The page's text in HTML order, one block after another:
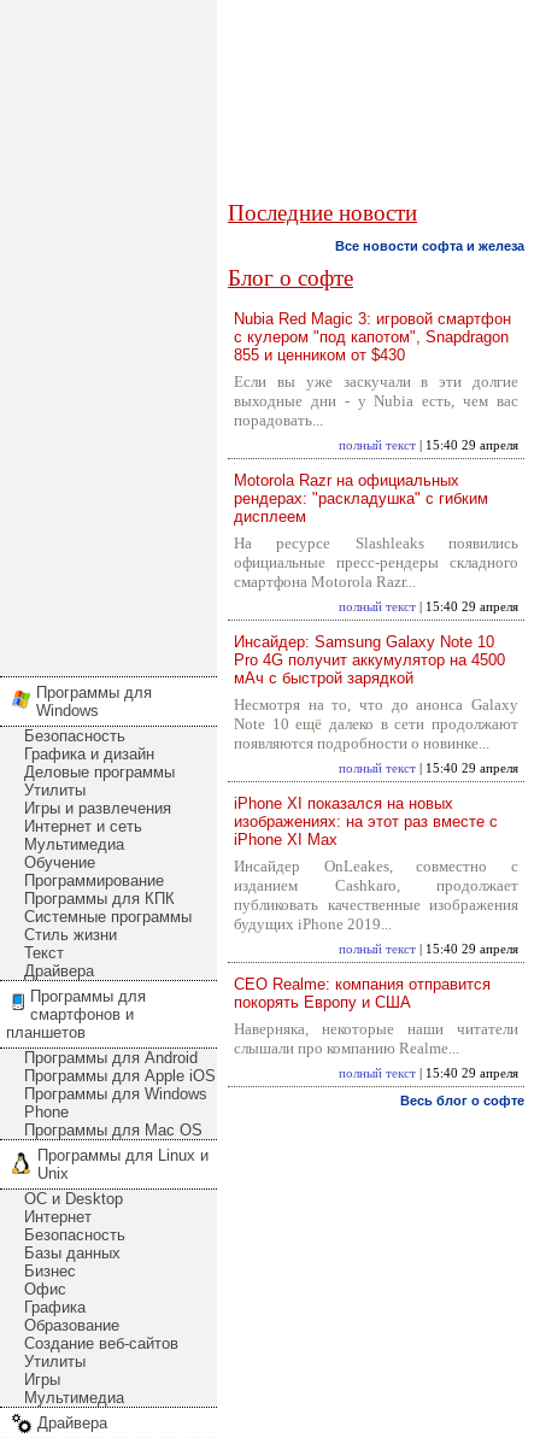
Программы для
Windows
Безопасность
Графика и дизайн
Деловые программы
Утилиты
Игры и развлечения
Интернет и сеть
Мультимедиа
Обучение
Программирование
Программы для КПК
Системные программы
Стиль жизни
Текст
Драйвера
Программы для
смартфонов и
планшетов
Программы для Android
Программы для Apple iOS
Программы для Windows
Phone
Программы для Mac OS
Программы для Linux и
Unix
ОС и Desktop
Интернет
Безопасность
Базы данных
Бизнес
Офис
Графика
Образование
Создание веб-сайтов
Утилиты
Игры
Мультимедиа
Драйвера
Последние новости
Все новости софта и железа
Блог о софте
Nubia Red Magic 3: игровой смартфон
с кулером "под капотом", Snapdragon
855 и ценником от $430
Если вы уже заскучали в эти долгие
выходные дни - у Nubia есть, чем вас
порадовать...
полный текст | 15:40 29 апреля
Motorola Razr на официальных
рендерах: "раскладушка" с гибким
дисплеем
На ресурсе Slashleaks появились
официальные пресс-рендеры складного
смартфона Motorola Razr...
полный текст | 15:40 29 апреля
Инсайдер: Samsung Galaxy Note 10
Pro 4G получит аккумулятор на 4500
мАч с быстрой зарядкой
Несмотря на то, что до анонса Galaxy
Note 10 ещё далеко в сети продолжают
появляются подробности о новинке...
полный текст | 15:40 29 апреля
iPhone XI показался на новых
изображениях: на этот раз вместе с
iPhone XI Max
Инсайдер OnLeakes, совместно с
изданием Cashkaro, продолжает
публиковать качественные изображения
будущих iPhone 2019...
полный текст | 15:40 29 апреля
CEO Realme: компания отправится
покорять Европу и США
Наверняка, некоторые наши читатели
слышали про компанию Realme...
полный текст | 15:40 29 апреля
Весь блог о софте